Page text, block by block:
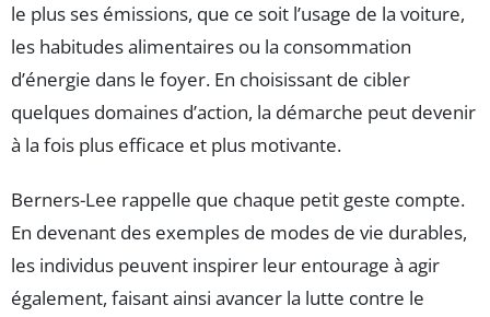
le plus ses émissions, que ce soit l’usage de la voiture,
les habitudes alimentaires ou la consommation
d’énergie dans le foyer. En choisissant de cibler
quelques domaines d’action, la démarche peut devenir
à la fois plus efficace et plus motivante.
Berners-Lee rappelle que chaque petit geste compte.
En devenant des exemples de modes de vie durables,
les individus peuvent inspirer leur entourage à agir
également, faisant ainsi avancer la lutte contre le